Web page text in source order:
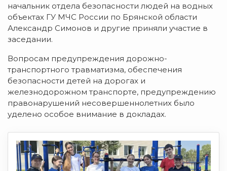
начальник отдела безопасности людей на водных
объектах ГУ МЧС России по Брянской области
Александр Симонов и другие приняли участие в
заседании.
Вопросам предупреждения дорожно-
транспортного травматизма, обеспечения
безопасности детей на дорогах и
железнодорожном транспорте, предупреждению
правонарушений несовершеннолетних было
уделено особое внимание в докладах.